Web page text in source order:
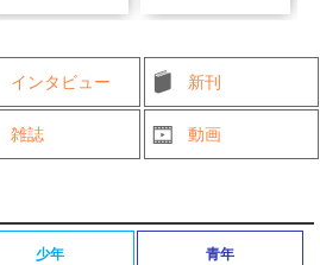
インタビュー 新刊
雑誌 動画
少年 青年